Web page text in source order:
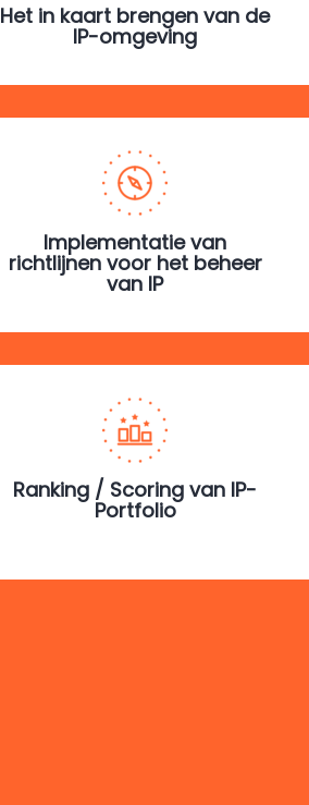
Het in kaart brengen van de
IP-omgeving
Implementatie van
richtlijnen voor het beheer
van IP
Ranking / Scoring van IP-
Portfolio